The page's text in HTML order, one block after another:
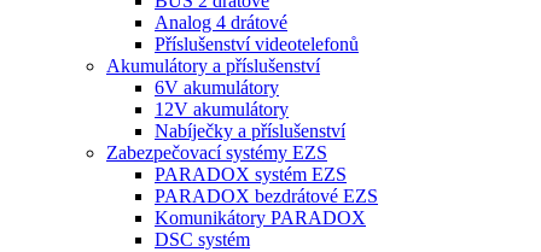
Analog 4 drátové
Příslušenství videotelefonů
Akumulátory a příslušenství
6V akumulátory
12V akumulátory
Nabíječky a příslušenství
Zabezpečovací systémy EZS
PARADOX systém EZS
PARADOX bezdrátové EZS
Komunikátory PARADOX
DSC systém